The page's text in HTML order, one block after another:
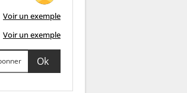
Voir un exemple
Voir un exemple